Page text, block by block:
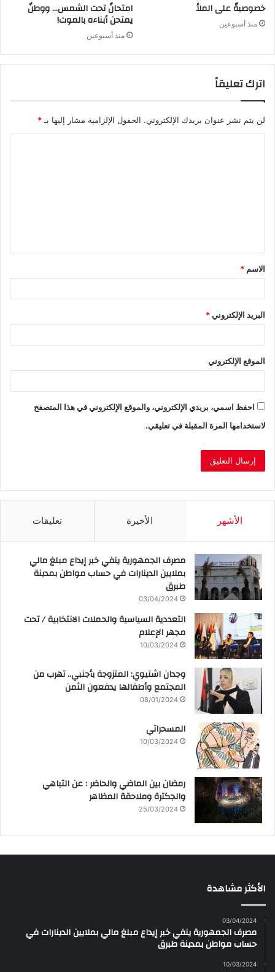
خصوصيةٌ على الملأ
منذ أسبوعين
امتحانٌ تحت الشمس… ووطنٌ
يمتحن أبناءه بالموت!
منذ أسبوعين
اترك تعليقاً
لن يتم نشر عنوان بريدك الإلكتروني. الحقول الإلزامية مشار إليها بـ *
ق
*
الاسم *
البريد الإلكتروني*
الموقع الإلكتروني
احفظ اسمي، بريدي الإلكتروني، والموقع الإلكتروني في هذا المتصفح
لاستخدامها المرة المقبلة في تعليقي.
الأشهر الأخيرة تعليقات
مصرف الجمهورية ينفي خبر إيداع مبلغ مالي
بملايين الدينارات في حساب مواطن بمدينة
طبرق
03/04/2024
التعددية السياسية والحملات الانتخابية / تحت
مجهر الإعلام
10/03/2024
وجدان اشتيوي: المتزوجة بأجنبي.. تهرب من
المجتمع وأطفالها يدفعون الثمن
08/01/2024
المسحراتي
10/03/2024
رمضان بين الماضي والحاضر : عن التباهي
والجكترة وملاحقة المظاهر
25/03/2024
الأكثر مشاهدة
03/04/2024
مصرف الجمهورية ينفي خبر إيداع مبلغ مالي بملايين الدينارات في
حساب مواطن بمدينة طبرق
10/03/2024